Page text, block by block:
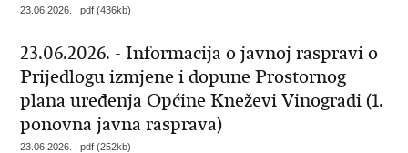
23.06.2026. | pdf (436kb)
23.06.2026. - Informacija o javnoj raspravi o
Prijedlogu izmjene i dopune Prostornog
plana uređenja Općine Kneževi Vinogradi (1.
ponovna javna rasprava)
23.06.2026. | pdf (252kb)